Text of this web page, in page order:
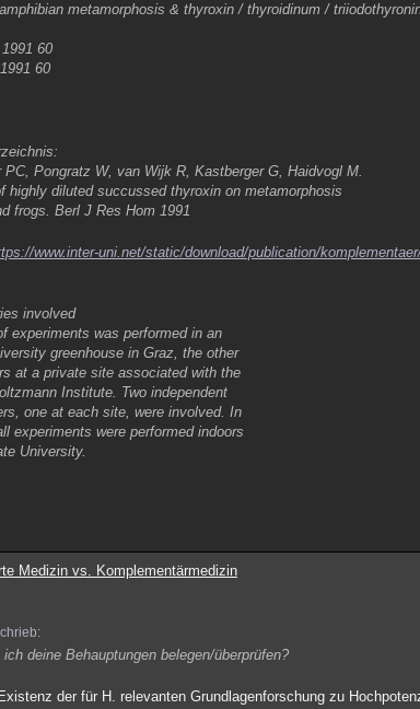
metamorphosis & thyroxin / thyroidinum /
60
60
PC, Pongratz W, van Wijk R, Kastberger G, Haidvogl M.
highly diluted succussed thyroxin on metamorphosis
frogs. Berl J Res Hom 1991
www.inter-uni.net/static/download/publication/
involved
experiments was performed in an
greenhouse in Graz, the other
at a private site associated with the
Institute. Two independent
one at each site, were involved. In
experiments were performed indoors
University.
Medizin vs. Komplementärmedizin
deine Behauptungen belegen/überprüfen?
der für H. relevanten Grundlagenforschung zu